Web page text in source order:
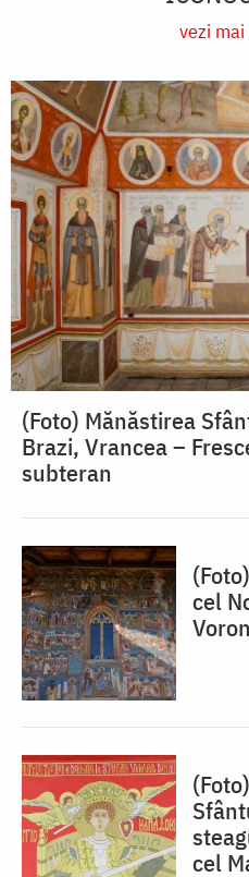
vezi
(Foto) Mănăstirea
Brazi, Vrancea –
subteran
cel
cel